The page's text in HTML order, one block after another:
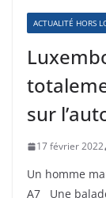
ACTUALITÉ HORS
sur
17 février 2022
Un homme
A7 Une